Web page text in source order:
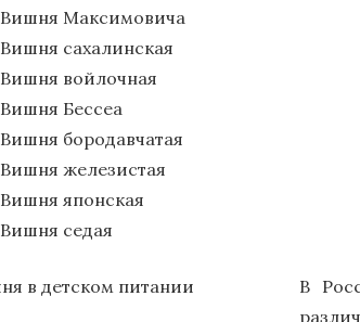
Вишня Максимовича
Вишня сахалинская
Вишня войлочная
Вишня Бессеа
Вишня бородавчатая
Вишня железистая
Вишня японская
Вишня седая
В